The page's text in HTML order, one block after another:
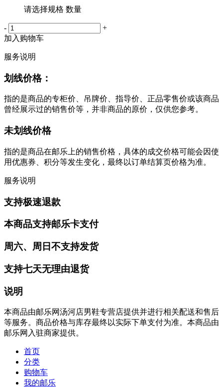
请选择规格 数量
-
+
加入购物车
服务说明
划线价格：
指的是商品的专柜价、吊牌价、指导价、正品零售价或该商品
曾经展示过的销售价等，并非商品的原价，仅供您参考。
未划线价格
指的是商品在邮乐上的销售价格，具体的成交价格可能会因使
用优惠券、积分等发生变化，最终以订单结算页价格为准。
服务说明
支持极速退款
本商品支持邮乐卡支付
周六、周日不支持发货
支持七天无理由退货
说明
本商品由邮乐网汤河店男鞋专营店提供并进行相关配送和售后
等服务。商品价格与库存最终以实际下单支付为准。本商品由
邮乐网入驻商家提供。
首页
分类
购物车
我的邮乐